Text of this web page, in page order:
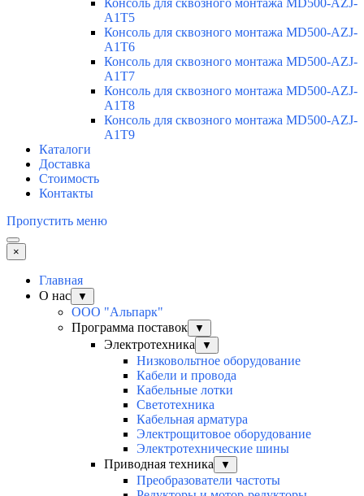
Консоль для сквозного монтажа MD500-AZJ-
A1T5
Консоль для сквозного монтажа MD500-AZJ-
A1T6
Консоль для сквозного монтажа MD500-AZJ-
A1T7
Консоль для сквозного монтажа MD500-AZJ-
A1T8
Консоль для сквозного монтажа MD500-AZJ-
A1T9
Каталоги
Доставка
Стоимость
Контакты
Пропустить меню
×
Главная
О нас
▼
ООО "Альпарк"
Программа поставок
▼
Электротехника ▼
Низковольтное оборудование
Кабели и провода
Кабельные лотки
Светотехника
Кабельная арматура
Электрощитовое оборудование
Электротехнические шины
Приводная техника
▼
Преобразователи частоты